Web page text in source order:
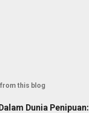
this blog
Dunia Penipuan: